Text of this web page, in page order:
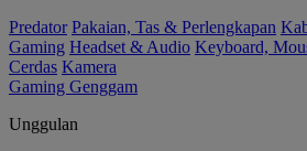
Predator Pakaian, Tas & Perlengkapan
Gaming Headset & Audio Keyboard,
Cerdas Kamera
Gaming Genggam
Unggulan